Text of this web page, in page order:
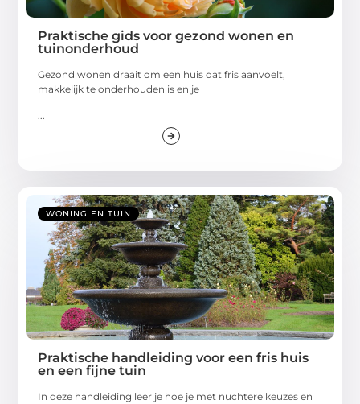
Praktische gids voor gezond wonen en
tuinonderhoud
Gezond wonen draait om een huis dat fris aanvoelt,
makkelijk te onderhouden is en je
WONING EN TUIN
Praktische handleiding voor een fris huis
en een fijne tuin
In deze handleiding leer je hoe je met nuchtere keuzes en